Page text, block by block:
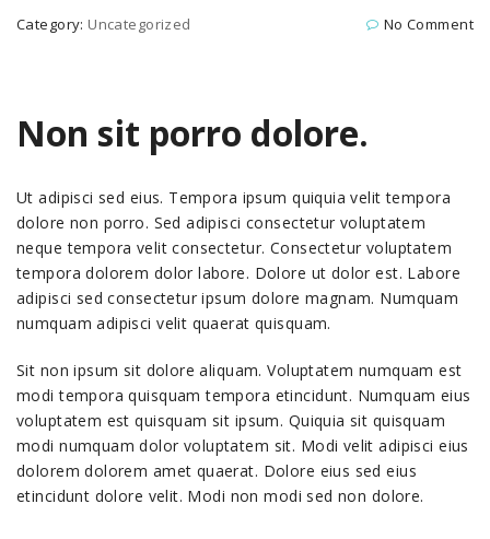
Category: Uncategorized No Comment
Non sit porro dolore.
Ut adipisci sed eius. Tempora ipsum quiquia velit tempora
dolore non porro. Sed adipisci consectetur voluptatem
neque tempora velit consectetur. Consectetur voluptatem
tempora dolorem dolor labore. Dolore ut dolor est. Labore
adipisci sed consectetur ipsum dolore magnam. Numquam
numquam adipisci velit quaerat quisquam.
Sit non ipsum sit dolore aliquam. Voluptatem numquam est
modi tempora quisquam tempora etincidunt. Numquam eius
voluptatem est quisquam sit ipsum. Quiquia sit quisquam
modi numquam dolor voluptatem sit. Modi velit adipisci eius
dolorem dolorem amet quaerat. Dolore eius sed eius
etincidunt dolore velit. Modi non modi sed non dolore.